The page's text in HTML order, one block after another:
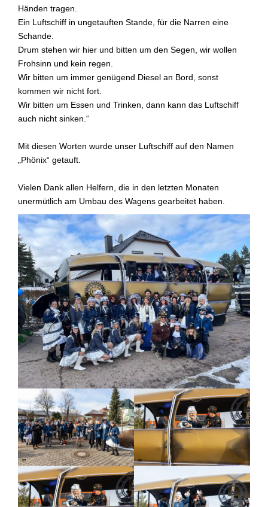
Händen tragen.
Ein Luftschiff in ungetauften Stande, für die Narren eine
Schande.
Drum stehen wir hier und bitten um den Segen, wir wollen
Frohsinn und kein regen.
Wir bitten um immer genügend Diesel an Bord, sonst
kommen wir nicht fort.
Wir bitten um Essen und Trinken, dann kann das Luftschiff
auch nicht sinken.“
Mit diesen Worten wurde unser Luftschiff auf den Namen
„Phönix“ getauft.
Vielen Dank allen Helfern, die in den letzten Monaten
unermütlich am Umbau des Wagens gearbeitet haben.